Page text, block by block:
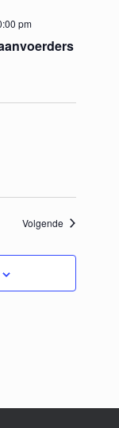
pm
Volgende